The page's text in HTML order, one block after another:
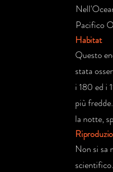
Pacifico
Habitat
Questo
stata
i 180 ed i
più
la notte,
Non si sa